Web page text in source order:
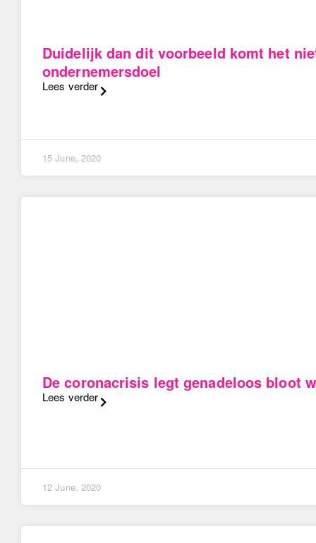
Duidelijk dan dit voorbeeld komt het
ondernemersdoel
Lees verder
15 June, 2020
De coronacrisis legt genadeloos bloot
Lees verder
12 June, 2020